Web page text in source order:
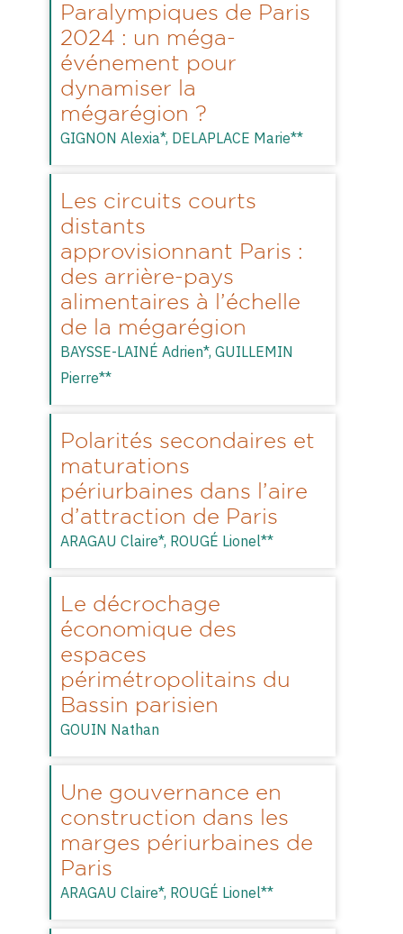
Paralympiques de Paris
2024 : un méga-
événement pour
dynamiser la
mégarégion ?
GIGNON Alexia*, DELAPLACE Marie**
Les circuits courts
distants
approvisionnant Paris :
des arrière-pays
alimentaires à l’échelle
de la mégarégion
BAYSSE-LAINÉ Adrien*, GUILLEMIN
Pierre**
Polarités secondaires et
maturations
périurbaines dans l’aire
d’attraction de Paris
ARAGAU Claire*, ROUGÉ Lionel**
Le décrochage
économique des
espaces
périmétropolitains du
Bassin parisien
GOUIN Nathan
Une gouvernance en
construction dans les
marges périurbaines de
Paris
ARAGAU Claire*, ROUGÉ Lionel**